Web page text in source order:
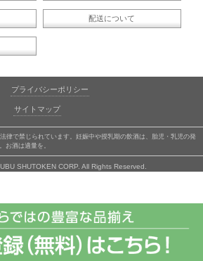
配送について
プライバシーポリシー
サイトマップ
律で禁じられています。妊娠中や授乳期の飲酒は、胎児・乳児の発
お酒は適量を。
SHUTOKEN CORP. All Rights Reserved.